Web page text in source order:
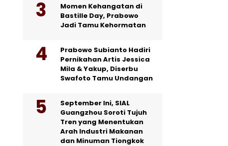
Momen Kehangatan di
Bastille Day, Prabowo
Jadi Tamu Kehormatan
Prabowo Subianto Hadiri
Pernikahan Artis Jessica
Mila & Yakup, Diserbu
Swafoto Tamu Undangan
September Ini, SIAL
Guangzhou Soroti Tujuh
Tren yang Menentukan
Arah Industri Makanan
dan Minuman Tiongkok